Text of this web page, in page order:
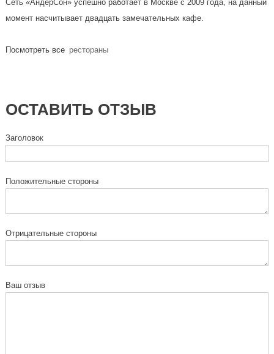
Сеть «АндерСон» успешно работает в Москве с 2009 года, на данный
момент насчитывает двадцать замечательных кафе.
Посмотреть все рестораны
ОСТАВИТЬ ОТЗЫВ
Заголовок
Положительные стороны
Отрицательные стороны
Ваш отзыв